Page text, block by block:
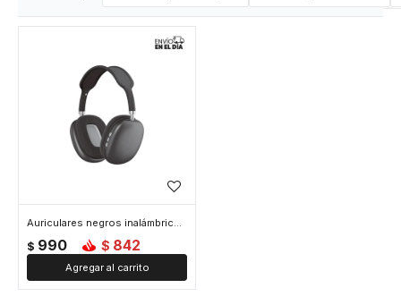
Auriculares negros inalámbricos - Negro
$ 990 $ 842